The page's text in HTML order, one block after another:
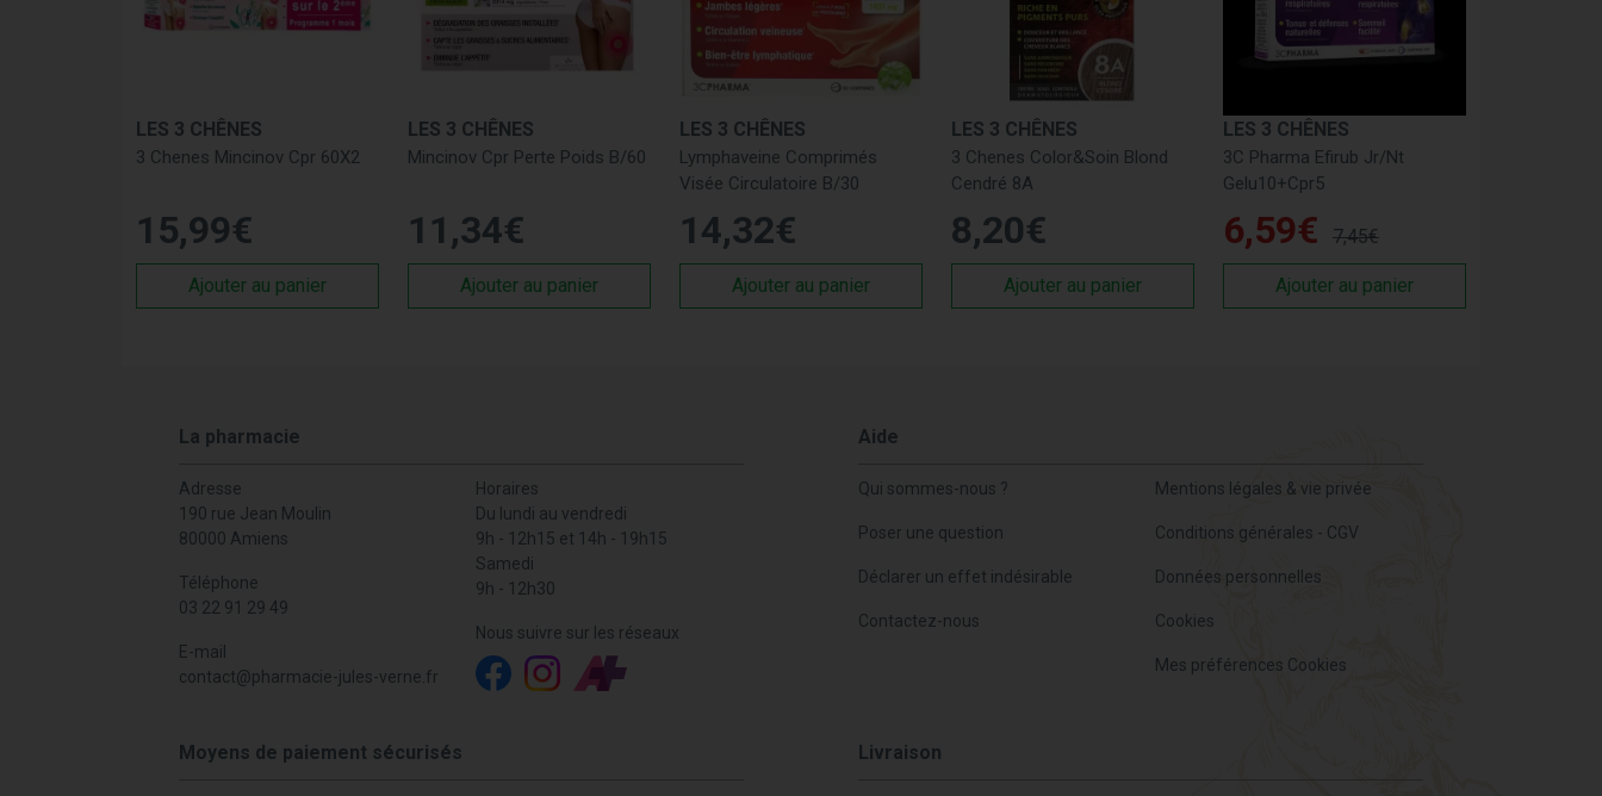
LES 3 CHÊNES
3 Chenes Mincinov Cpr 60X2
15,99€
Ajouter au panier
LES 3 CHÊNES
Mincinov Cpr Perte Poids B/60
11 ,34€
Ajouter au panier
LES 3 CHÊNES
Lymphaveine Comprimés
Visée Circulatoire B/30
14,32€
Ajouter au panier
LES 3 CHÊNES
3 Chenes Color&Soin Blond
Cendré 8A
8,20€
Ajouter au panier
LES 3 CHÊNES
3C Pharma Efirub Jr/Nt
Gelu10+Cpr5
6,59€ 7,45€
Ajouter au panier
La pharmacie
Adresse
190 rue Jean Moulin
80000 Amiens
Téléphone
03 22 91 29 49
E-mail
contact@pharmacie-jules-verne.fr
Horaires
Du lundi au vendredi
9h - 12h15 et 14h - 19h15
Samedi
9h - 12h30
Nous suivre sur les réseaux
Aide
Qui sommes-nous ?
Poser une question
Déclarer un effet indésirable
Contactez-nous
Mentions légales & vie privée
Conditions générales - CGV
Données personnelles
Cookies
Mes préférences Cookies
Moyens de paiement sécurisés Livraison